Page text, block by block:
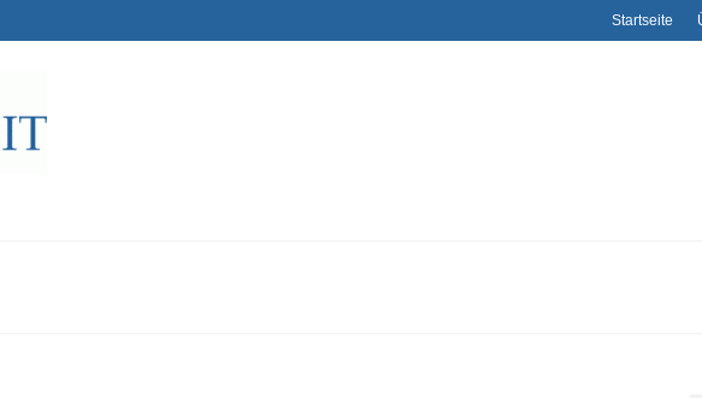
Startseite